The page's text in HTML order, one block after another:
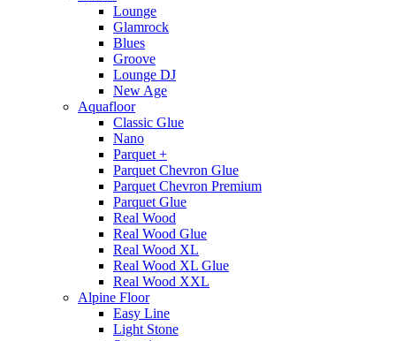
Lounge
Glamrock
Blues
Groove
Lounge DJ
New Age
Aquafloor
Classic Glue
Nano
Parquet +
Parquet Chevron Glue
Parquet Chevron Premium
Parquet Glue
Real Wood
Real Wood Glue
Real Wood XL
Real Wood XL Glue
Real Wood XXL
Alpine Floor
Easy Line
Light Stone